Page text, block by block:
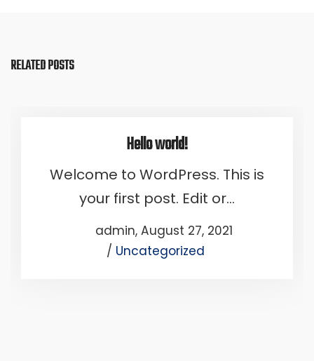
RELATED POSTS
Hello world!
Welcome to WordPress. This is
your first post. Edit or…
admin Posted
on
August 27, 2021
Posted
Uncategorized